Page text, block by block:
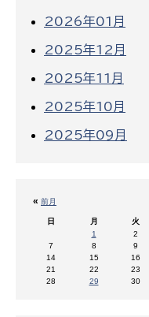
2026年01月
2025年12月
2025年11月
2025年10月
2025年09月
« 前月
日 月 火
1
2
7
8 9
14
15 16
21
22 23
28
29 30